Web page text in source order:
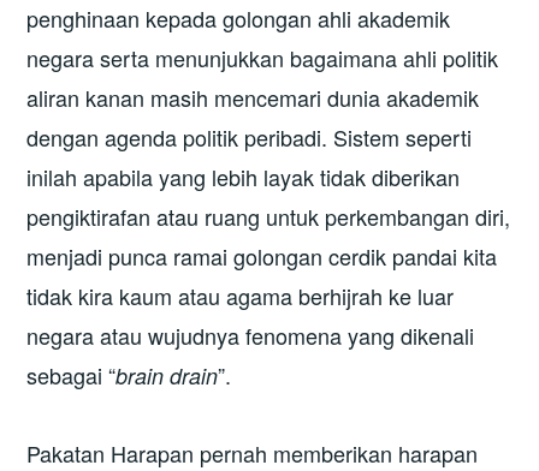
penghinaan kepada golongan ahli akademik
negara serta menunjukkan bagaimana ahli politik
aliran kanan masih mencemari dunia akademik
dengan agenda politik peribadi. Sistem seperti
inilah apabila yang lebih layak tidak diberikan
pengiktirafan atau ruang untuk perkembangan diri,
menjadi punca ramai golongan cerdik pandai kita
tidak kira kaum atau agama berhijrah ke luar
negara atau wujudnya fenomena yang dikenali
sebagai “brain drain”.
Pakatan Harapan pernah memberikan harapan